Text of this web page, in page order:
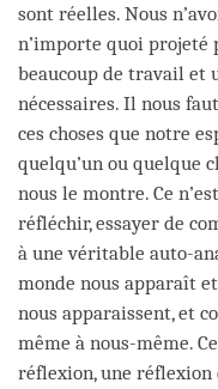
sont réelles. Nous
n’importe quoi projeté
beaucoup de travail et
nécessaires. Il nous
ces choses que notre
quelqu’un ou quelque
nous le montre. Ce
réfléchir, essayer de
à une véritable auto-
monde nous apparaît
nous apparaissent, et
même à nous-même.
réflexion, une réflexion